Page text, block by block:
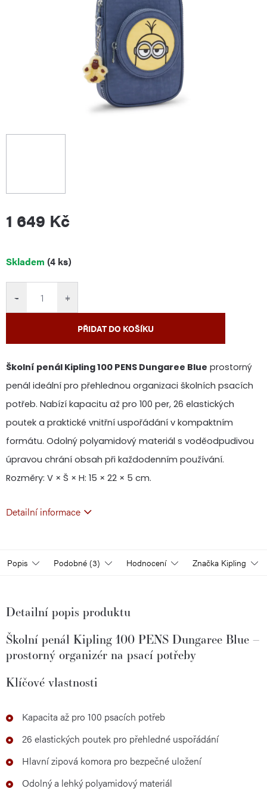
1 649 Kč
Měrná
Skladem (4 ks)
+
−
PŘIDAT DO KOŠÍKU
Školní penál Kipling 100 PENS Dungaree Blue prostorný
penál ideální pro přehlednou organizaci školních psacích
potřeb. Nabízí kapacitu až pro 100 per, 26 elastických
poutek a praktické vnitřní uspořádání v kompaktním
formátu. Odolný polyamidový materiál s voděodpudivou
úpravou chrání obsah při každodenním používání.
Rozměry: V × Š × H: 15 × 22 × 5 cm.
Detailní informace
Popis Podobné (3) Hodnocení Značka Kipling
Detailní popis produktu
Školní penál Kipling 100 PENS Dungaree Blue –
prostorný organizér na psací potřeby
Klíčové vlastnosti
Kapacita až pro 100 psacích potřeb
26 elastických poutek pro přehledné uspořádání
Hlavní zipová komora pro bezpečné uložení
Odolný a lehký polyamidový materiál